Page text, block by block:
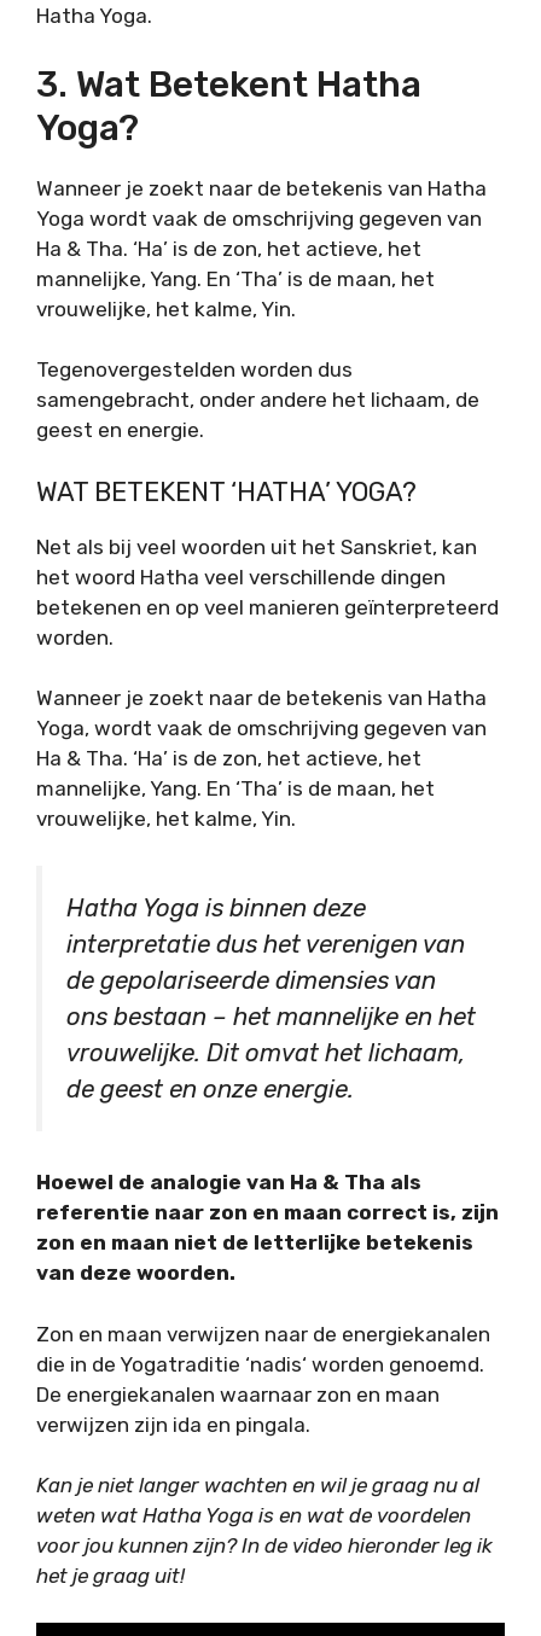
Hatha Yoga.
3. Wat Betekent Hatha
Yoga?
Wanneer je zoekt naar de betekenis van Hatha
Yoga wordt vaak de omschrijving gegeven van
Ha & Tha. ‘Ha’ is de zon, het actieve, het
mannelijke, Yang. En ‘Tha’ is de maan, het
vrouwelijke, het kalme, Yin.
Tegenovergestelden worden dus
samengebracht, onder andere het lichaam, de
geest en energie.
WAT BETEKENT ‘HATHA’ YOGA?
Net als bij veel woorden uit het Sanskriet, kan
het woord Hatha veel verschillende dingen
betekenen en op veel manieren geïnterpreteerd
worden.
Wanneer je zoekt naar de betekenis van Hatha
Yoga, wordt vaak de omschrijving gegeven van
Ha & Tha. ‘Ha’ is de zon, het actieve, het
mannelijke, Yang. En ‘Tha’ is de maan, het
vrouwelijke, het kalme, Yin.
Hatha Yoga is binnen deze
interpretatie dus het verenigen van
de gepolariseerde dimensies van
ons bestaan – het mannelijke en het
vrouwelijke. Dit omvat het lichaam,
de geest en onze energie.
Hoewel de analogie van Ha & Tha als
referentie naar zon en maan correct is, zijn
zon en maan niet de letterlijke betekenis
van deze woorden.
Zon en maan verwijzen naar de energiekanalen
die in de Yogatraditie ‘nadis‘ worden genoemd.
De energiekanalen waarnaar zon en maan
verwijzen zijn ida en pingala.
Kan je niet langer wachten en wil je graag nu al
weten wat Hatha Yoga is en wat de voordelen
voor jou kunnen zijn? In de video hieronder leg ik
het je graag uit!